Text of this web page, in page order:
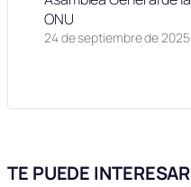
24 de septiembre de 2025
ONU
TE PUEDE INTERESAR